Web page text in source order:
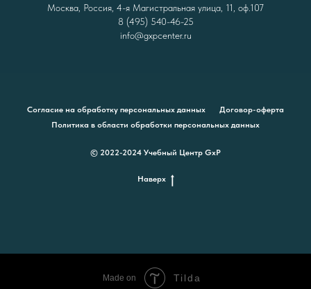
Москва, Россия, 4-я Магистральная улица, 11, оф.107
8 (495) 540-46-25
info@gxpcenter.ru
Согласие на обработку персональных данных
Договор-оферта
Политика в области обработки персональных данных
© 2022-2024 Учебный Центр GxP
Наверх
Made on Tilda